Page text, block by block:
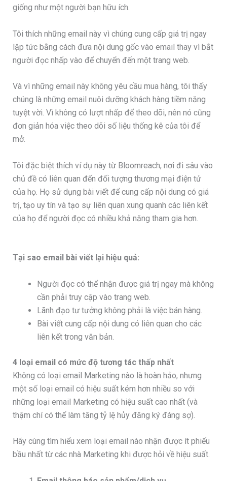
giống như một người bạn hữu ích.
Tôi thích những email này vì chúng cung cấp giá trị ngay
lập tức bằng cách đưa nội dung gốc vào email thay vì bắt
người đọc nhấp vào để chuyển đến một trang web.
Và vì những email này không yêu cầu mua hàng, tôi thấy
chúng là những email nuôi dưỡng khách hàng tiềm năng
tuyệt vời. Vì không có lượt nhấp để theo dõi, nên nó cũng
đơn giản hóa việc theo dõi số liệu thống kê của tôi để
mở.
Tôi đặc biệt thích ví dụ này từ Bloomreach, nơi đi sâu vào
chủ đề có liên quan đến đối tượng thương mại điện tử
của họ. Họ sử dụng bài viết để cung cấp nội dung có giá
trị, tạo uy tín và tạo sự liên quan xung quanh các liên kết
của họ để người đọc có nhiều khả năng tham gia hơn.
Tại sao email bài viết lại hiệu quả:
Người đọc có thể nhận được giá trị ngay mà không
cần phải truy cập vào trang web.
Lãnh đạo tư tưởng không phải là việc bán hàng.
Bài viết cung cấp nội dung có liên quan cho các
liên kết trong văn bản.
4 loại email có mức độ tương tác thấp nhất
Không có loại email Marketing nào là hoàn hảo, nhưng
một số loại email có hiệu suất kém hơn nhiều so với
những loại email Marketing có hiệu suất cao nhất (và
thậm chí có thể làm tăng tỷ lệ hủy đăng ký đáng sợ).
Hãy cùng tìm hiểu xem loại email nào nhận được ít phiếu
bầu nhất từ các nhà Marketing khi được hỏi về hiệu suất.